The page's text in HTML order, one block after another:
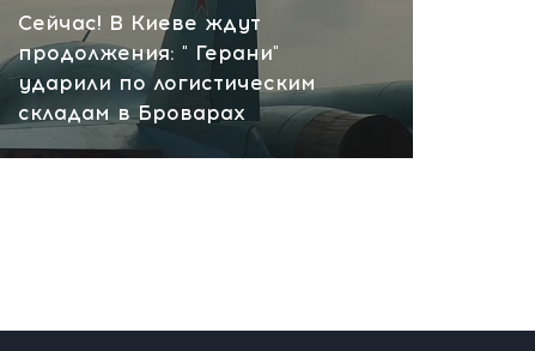
сегодня, 09:06
Сейчас! В Киеве ждут
продолжения: " Герани"
ударили по логистическим
складам в Броварах